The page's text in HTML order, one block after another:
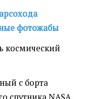
фотожабы
космический
с борта